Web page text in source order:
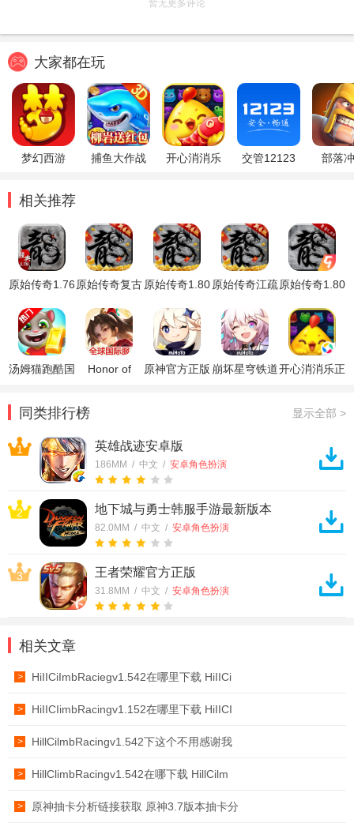
暂无更多评论
大家都在玩
梦幻西游 捕鱼大作战 开心消消乐 交管12123 部落
相关推荐
原始传奇1.76
游
原始传奇复古 原始传奇1.80 原始传奇江疏 原始传奇1.80
官方版
汤姆猫跑酷国
Honor of
原神官方正版 崩坏星穹铁道开心消消乐正
同类排行榜 显示全部 >
1 英雄战迹安卓版
186MM / 中文 / 安卓角色扮演
2 地下城与勇士韩服手游最新版本
82.0MM / 中文 / 安卓角色扮演
3 王者荣耀官方正版
31.8MM / 中文 / 安卓角色扮演
相关文章
> HiIICiImbRaciegv1.542在哪里下载 HiIICi
> HiIICIimbRacingv1.152在哪里下载 HiIICI
> HillCilmbRacingv1.542下这个不用感谢我
> HillClimbRacingv1.542在哪下载 HillCilm
> 原神抽卡分析链接获取 原神3.7版本抽卡分